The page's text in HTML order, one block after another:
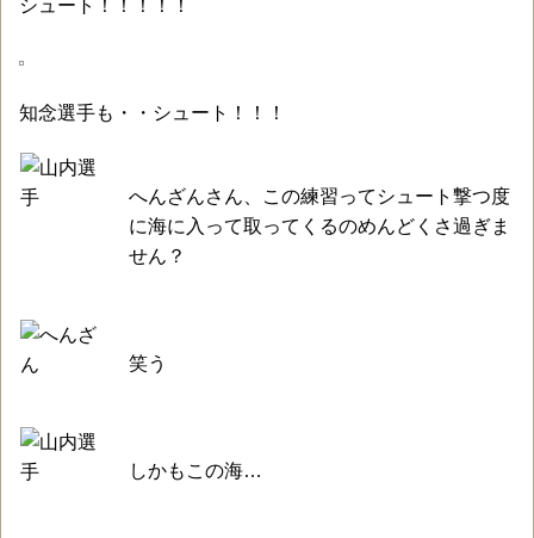
シュート！！！！！
知念選手も・・シュート！！！
へんざんさん、この練習ってシュート撃つ度
に海に入って取ってくるのめんどくさ過ぎま
せん？
笑う
しかもこの海…